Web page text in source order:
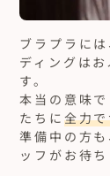
ブラプラに
ディングはお
す。
本当の意味
たちに 全力
準備中の方
ッフがお待ち